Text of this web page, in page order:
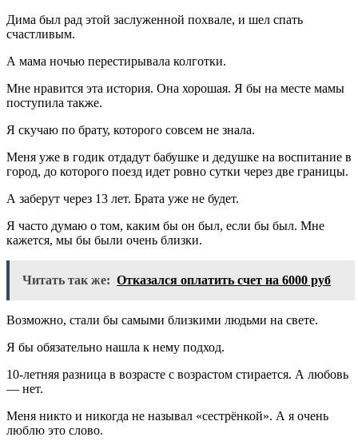
Дима был рад этой заслуженной похвале, и шел спать
счастливым.
А мама ночью перестирывала колготки.
Мне нравится эта история. Она хорошая. Я бы на месте мамы
поступила также.
Я скучаю по брату, которого совсем не знала.
Меня уже в годик отдадут бабушке и дедушке на воспитание в
город, до которого поезд идет ровно сутки через две границы.
А заберут через 13 лет. Брата уже не будет.
Я часто думаю о том, каким бы он был, если бы был. Мне
кажется, мы бы были очень близки.
Читать так же: Отказался оплатить счет на 6000 руб
Возможно, стали бы самыми близкими людьми на свете.
Я бы обязательно нашла к нему подход.
10-летняя разница в возрасте с возрастом стирается. А любовь
— нет.
Меня никто и никогда не называл «сестрёнкой». А я очень
люблю это слово.